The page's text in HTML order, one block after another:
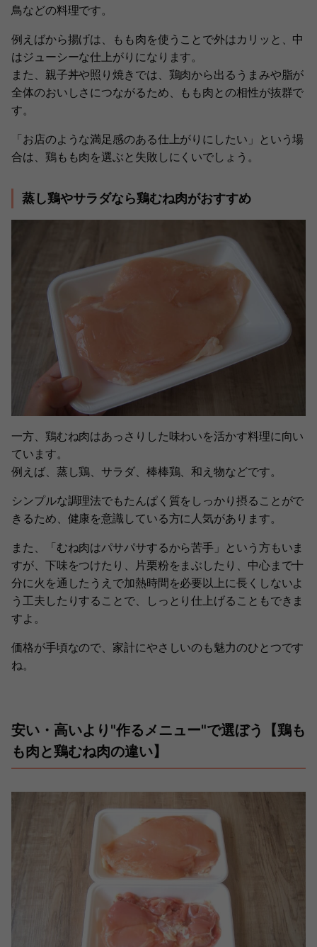
鳥などの料理です。
例えばから揚げは、もも肉を使うことで外はカリッと、中
はジューシーな仕上がりになります。
また、親子丼や照り焼きでは、鶏肉から出るうまみや脂が
全体のおいしさにつながるため、もも肉との相性が抜群で
す。
「お店のような満足感のある仕上がりにしたい」という場
合は、鶏もも肉を選ぶと失敗しにくいでしょう。
蒸し鶏やサラダなら鶏むね肉がおすすめ
一方、鶏むね肉はあっさりした味わいを活かす料理に向い
ています。
例えば、蒸し鶏、サラダ、棒棒鶏、和え物などです。
シンプルな調理法でもたんぱく質をしっかり摂ることがで
きるため、健康を意識している方に人気があります。
また、「むね肉はパサパサするから苦手」という方もいま
すが、下味をつけたり、片栗粉をまぶしたり、中心まで十
分に火を通したうえで加熱時間を必要以上に長くしないよ
う工夫したりすることで、しっとり仕上げることもできま
すよ。
価格が手頃なので、家計にやさしいのも魅力のひとつです
ね。
安い・高いより"作るメニュー"で選ぼう【鶏も
も肉と鶏むね肉の違い】